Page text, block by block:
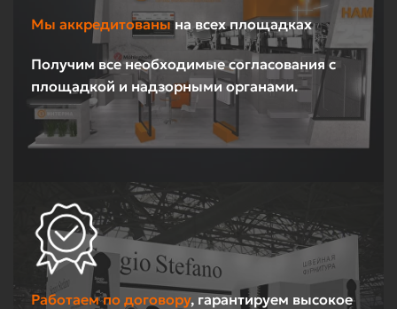
Мы аккредитованына всех площадках
Получим все необходимые согласования с
площадкой и надзорными органами.
Работаем по договору, гарантируем высокое